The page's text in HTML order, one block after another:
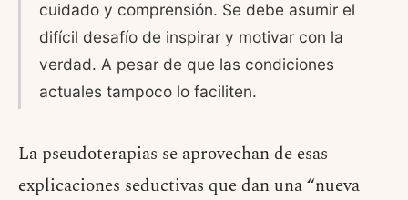
cuidado y comprensión. Se debe asumir el
difícil desafío de inspirar y motivar con la
verdad. A pesar de que las condiciones
actuales tampoco lo faciliten.
La pseudoterapias se aprovechan de esas
explicaciones seductivas que dan una “nueva